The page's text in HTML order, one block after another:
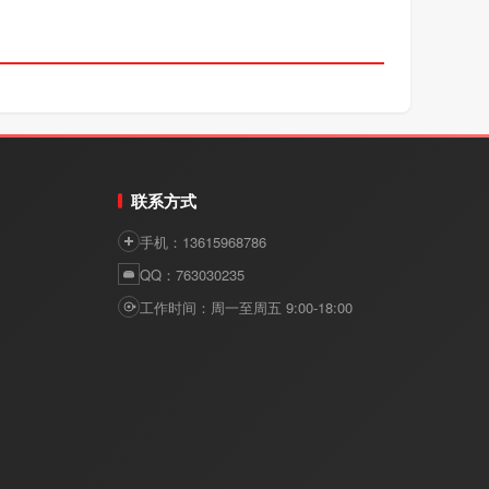
联系方式
手机：13615968786
QQ：763030235
工作时间：周一至周五 9:00-18:00